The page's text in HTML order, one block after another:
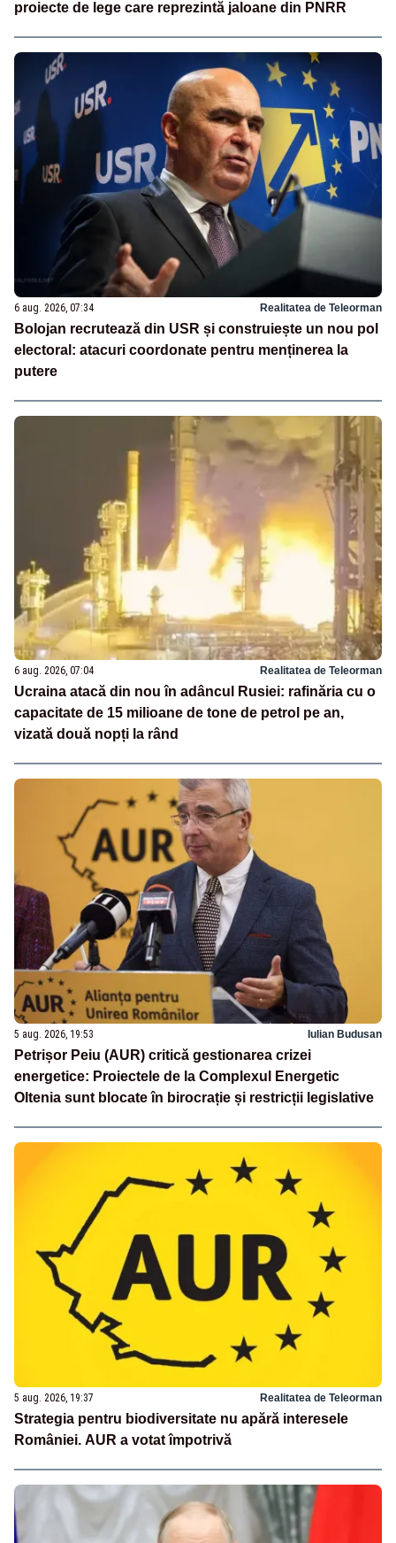
proiecte de lege care reprezintă jaloane din PNRR
6 aug. 2026, 07:34 Realitatea de Teleorman
Bolojan recrutează din USR și construiește un nou pol
electoral: atacuri coordonate pentru menținerea la
putere
6 aug. 2026, 07:04 Realitatea de Teleorman
Ucraina atacă din nou în adâncul Rusiei: rafinăria cu o
capacitate de 15 milioane de tone de petrol pe an,
vizată două nopți la rând
5 aug. 2026, 19:53 Iulian Budusan
Petrișor Peiu (AUR) critică gestionarea crizei
energetice: Proiectele de la Complexul Energetic
Oltenia sunt blocate în birocrație și restricții legislative
5 aug. 2026, 19:37 Realitatea de Teleorman
Strategia pentru biodiversitate nu apără interesele
României. AUR a votat împotrivă